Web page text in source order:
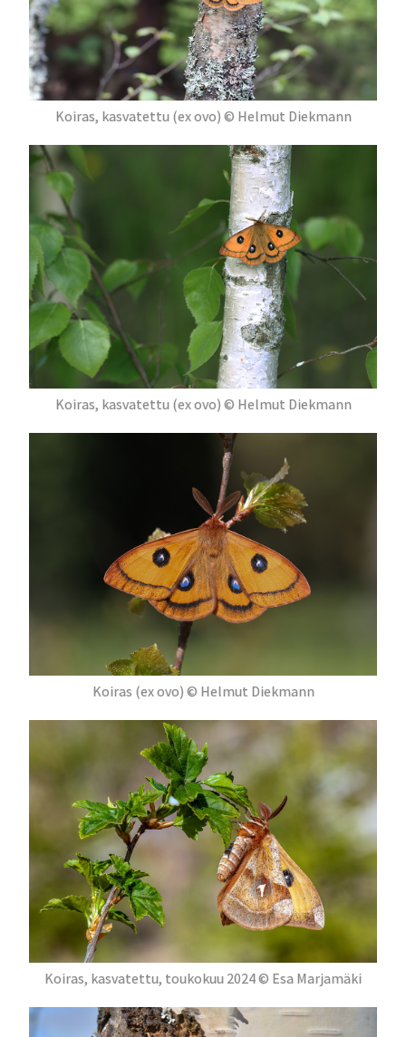
Koiras, kasvatettu (ex ovo) © Helmut Diekmann
Koiras, kasvatettu (ex ovo) © Helmut Diekmann
Koiras (ex ovo) © Helmut Diekmann
Koiras, kasvatettu, toukokuu 2024 © Esa Marjamäki